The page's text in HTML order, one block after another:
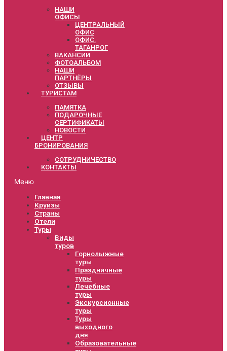
НАШИ
ОФИСЫ
ЦЕНТРАЛЬНЫЙ
ОФИС
ОФИС.
ТАГАНРОГ
ВАКАНСИИ
ФОТОАЛЬБОМ
НАШИ
ПАРТНЁРЫ
ОТЗЫВЫ
ТУРИСТАМ
ПАМЯТКА
ПОДАРОЧНЫЕ
СЕРТИФИКАТЫ
НОВОСТИ
ЦЕНТР
БРОНИРОВАНИЯ
СОТРУДНИЧЕСТВО
КОНТАКТЫ
Меню
Главная
Круизы
Страны
Отели
Туры
Виды
туров
Горнолыжные
туры
Праздничные
туры
Лечебные
туры
Экскурсионные
туры
Туры
выходного
дня
Образовательные